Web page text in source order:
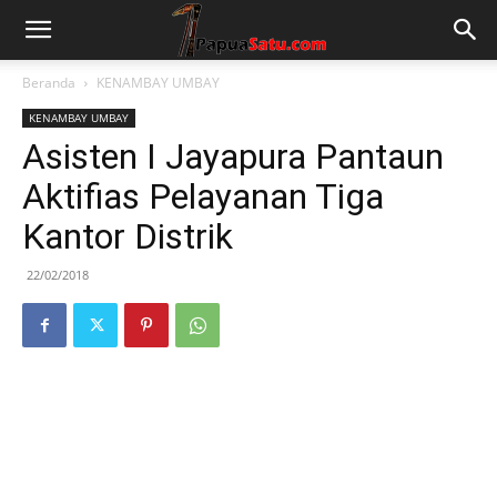
Beranda KENAMBAY UMBAY
KENAMBAY UMBAY
Asisten I Jayapura Pantaun
Aktifias Pelayanan Tiga
Kantor Distrik
22/02/2018